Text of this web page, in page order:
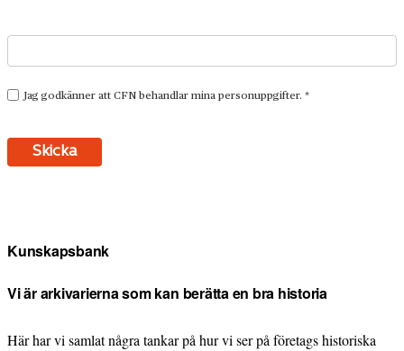
Kunskapsbank
Vi är arkivarierna som kan berätta en bra historia
Här har vi samlat några tankar på hur vi ser på företags historiska